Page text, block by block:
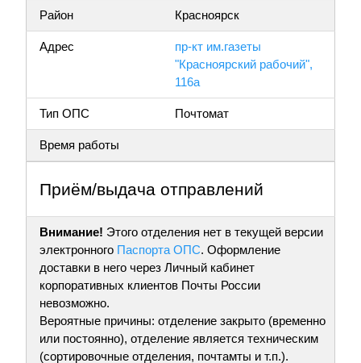
Район Красноярск
Адрес
пр-кт им.газеты
"Красноярский рабочий",
116а
Тип ОПС Почтомат
Время работы
Приём/выдача отправлений
Внимание! Этого отделения нет в текущей версии
электронного Паспорта ОПС. Оформление
доставки в него через Личный кабинет
корпоративных клиентов Почты России
невозможно.
Вероятные причины: отделение закрыто (временно
или постоянно), отделение является техническим
(сортировочные отделения, почтамты и т.п.).